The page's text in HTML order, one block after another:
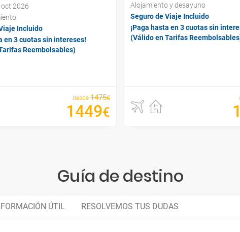
oct 2026
Incluido
en 3 cuotas sin intereses!
Reembolsables)
desde 1475€
1449€
Alojamiento y desayuno
Seguro de Viaje Incluido
¡Paga hasta en 3 cuotas sin
(Válido en Tarifas
Guía de destino
ÚTIL RESOLVEMOS TUS DUDAS